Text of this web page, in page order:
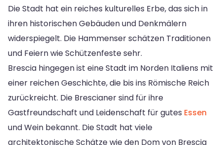
Die Stadt hat ein reiches kulturelles Erbe, das sich in
ihren historischen Gebäuden und Denkmälern
widerspiegelt. Die Hammenser schätzen Traditionen
und Feiern wie Schützenfeste sehr.
Brescia hingegen ist eine Stadt im Norden Italiens mit
einer reichen Geschichte, die bis ins Römische Reich
zurückreicht. Die Brescianer sind für ihre
Gastfreundschaft und Leidenschaft für gutes Essen
und Wein bekannt. Die Stadt hat viele
architektonische Schätze wie den Dom von Brescia